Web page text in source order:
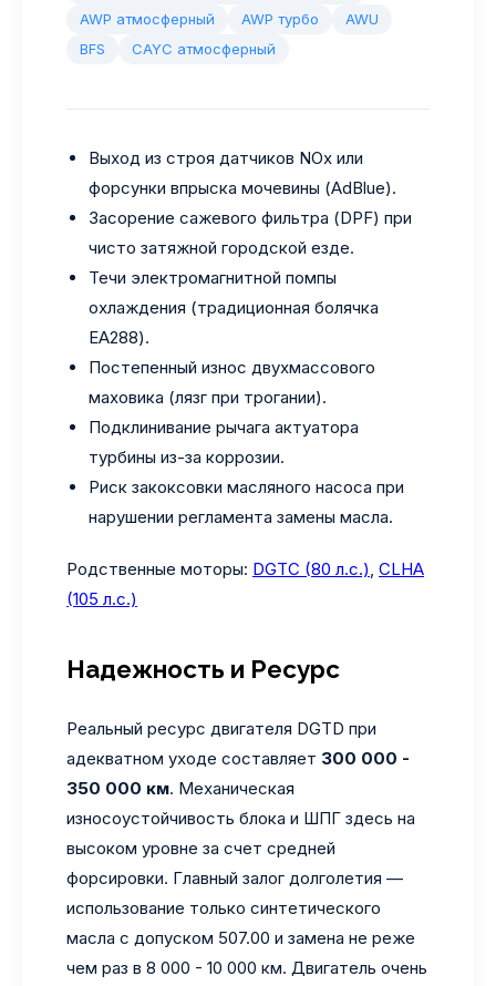
AWP атмосферный
AWP турбо
AWU
BFS
CAYC атмосферный
Выход из строя датчиков NOx или
форсунки впрыска мочевины (AdBlue).
Засорение сажевого фильтра (DPF) при
чисто затяжной городской езде.
Течи электромагнитной помпы
охлаждения (традиционная болячка
EA288).
Постепенный износ двухмассового
маховика (лязг при трогании).
Подклинивание рычага актуатора
турбины из-за коррозии.
Риск закоксовки масляного насоса при
нарушении регламента замены масла.
Родственные моторы: DGTC (80 л.с.), CLHA
(105 л.с.)
Надежность и Ресурс
Реальный ресурс двигателя DGTD при
адекватном уходе составляет 300 000 -
350 000 км. Механическая
износоустойчивость блока и ШПГ здесь на
высоком уровне за счет средней
форсировки. Главный залог долголетия —
использование только синтетического
масла с допуском 507.00 и замена не реже
чем раз в 8 000 - 10 000 км. Двигатель очень